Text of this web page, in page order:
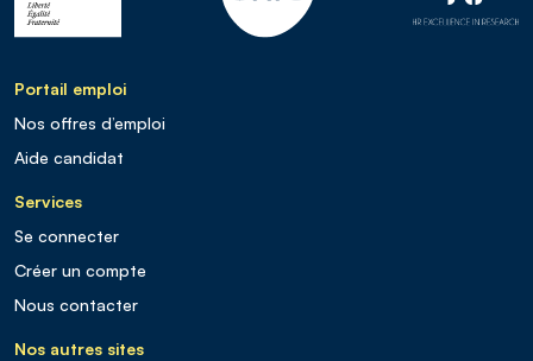
Portail emploi
Nos offres d’emploi
Aide candidat
Services
Se connecter
Créer un compte
Nous contacter
Nos autres sites